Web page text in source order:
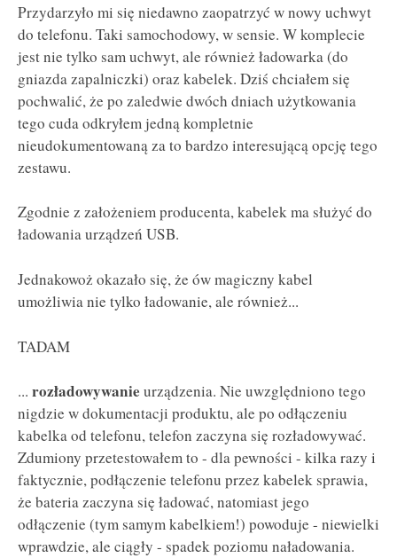
Przydarzyło mi się niedawno zaopatrzyć w nowy uchwyt
do telefonu. Taki samochodowy, w sensie. W komplecie
jest nie tylko sam uchwyt, ale również ładowarka (do
gniazda zapalniczki) oraz kabelek. Dziś chciałem się
pochwalić, że po zaledwie dwóch dniach użytkowania
tego cuda odkryłem jedną kompletnie
nieudokumentowaną za to bardzo interesującą opcję tego
zestawu.
Zgodnie z założeniem producenta, kabelek ma służyć do
ładowania urządzeń USB.
Jednakowoż okazało się, że ów magiczny kabel
umożliwia nie tylko ładowanie, ale również...
TADAM
... rozładowywanie urządzenia. Nie uwzględniono tego
nigdzie w dokumentacji produktu, ale po odłączeniu
kabelka od telefonu, telefon zaczyna się rozładowywać.
Zdumiony przetestowałem to - dla pewności - kilka razy i
faktycznie, podłączenie telefonu przez kabelek sprawia,
że bateria zaczyna się ładować, natomiast jego
odłączenie (tym samym kabelkiem!) powoduje - niewielki
wprawdzie, ale ciągły - spadek poziomu naładowania.